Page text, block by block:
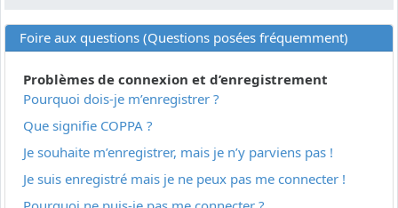
Foire aux questions (Questions posées fréquemment)
Problèmes de connexion et d’enregistrement
Pourquoi dois-je m’enregistrer ?
Que signifie COPPA ?
Je souhaite m’enregistrer, mais je n’y parviens pas !
Je suis enregistré mais je ne peux pas me connecter !